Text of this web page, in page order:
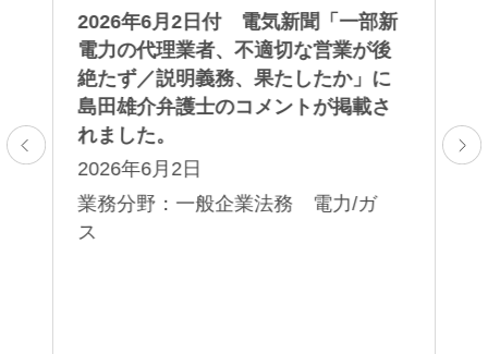
2026年6月2日付 電気新聞「一部新
電力の代理業者、不適切な営業が後
絶たず／説明義務、果たしたか」に
島田雄介弁護士のコメントが掲載さ
れました。
2026年6月2日
業務分野：一般企業法務 電力/ガ
ス